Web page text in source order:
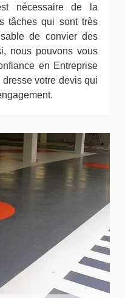
nécessaire de la
tâches qui sont très
de convier des
nous pouvons vous
en Entreprise
votre devis qui